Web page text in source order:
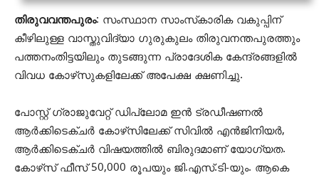
തിരുവവന്തപുരം: സംസ്ഥാന സാംസ്‌കാരിക വകുപ്പിന്
കീഴിലുള്ള വാസ്തുവിദ്യാ ഗുരുകുലം തിരുവനന്തപുരത്തും
പത്തനംതിട്ടയിലും തുടങ്ങുന്ന പ്രാദേശിക കേന്ദ്രങ്ങളില്‍
വിവധ കോഴ്‌സുകളിലേക്ക് അപേക്ഷ ക്ഷണിച്ചു.
പോസ്റ്റ് ഗ്രാജുവേറ്റ് ഡിപ്ലോമ ഇന്‍ ട്രഡീഷണല്‍
ആര്‍ക്കിടെക്ചര്‍ കോഴ്‌സിലേക്ക് സിവില്‍ എന്‍ജിനിയര്‍,
ആര്‍ക്കിടെക്ചര്‍ വിഷയത്തില്‍ ബിരുദമാണ് യോഗ്യത.
കോഴ്‌സ് ഫീസ് 50,000 രൂപയും ജി.എസ്.ടി-യും. ആകെ